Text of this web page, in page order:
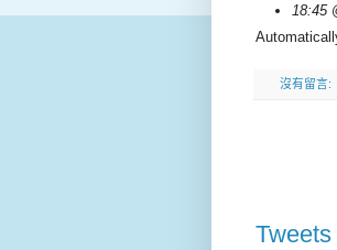
18:45
沒有留言: